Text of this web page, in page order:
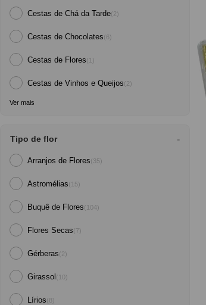
Cestas de Chá da Tarde(2)
Cestas de Chocolates(6)
Cestas de Flores(1)
Cestas de Vinhos e Queijos(2)
Ver mais
Tipo de flor
Arranjos de Flores(35)
Astromélias(15)
Buquê de Flores(104)
Flores Secas(7)
Gérberas(2)
Girassol (10)
Lírios(8)